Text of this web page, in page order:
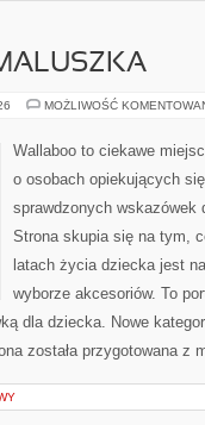
MOŻLIWOŚĆ
Wallaboo to ciekawe
o osobach opiekujących
sprawdzonych wskazówek
Strona skupia się na tym,
latach życia dziecka jest
wyborze akcesoriów. To
dla dziecka. Nowe
została przygotowana z